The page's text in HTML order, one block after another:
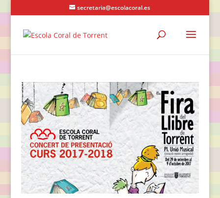
secretaria@escolacoral.es